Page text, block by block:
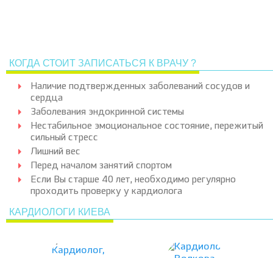
КОГДА СТОИТ ЗАПИСАТЬСЯ К ВРАЧУ ?
Наличие подтвержденных заболеваний сосудов и
сердца
Заболевания эндокринной системы
Нестабильное эмоциональное состояние, пережитый
сильный стресс
Лишний вес
Перед началом занятий спортом
Если Вы старше 40 лет, необходимо регулярно
проходить проверку у кардиолога
КАРДИОЛОГИ КИЕВА